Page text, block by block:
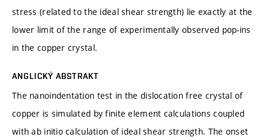
stress (related to the ideal shear strength) lie exactly at the
lower limit of the range of experimentally observed pop-ins
in the copper crystal.
ANGLICKÝ ABSTRAKT
The nanoindentation test in the dislocation free crystal of
copper is simulated by finite element calculations coupled
with ab initio calculation of ideal shear strength. The onset